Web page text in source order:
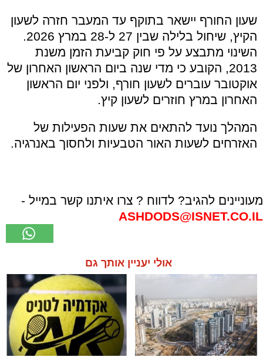
שעון החורף יישאר בתוקף עד המעבר חזרה לשעון
הקיץ, שיחול בלילה שבין 27 ל-28 במרץ 2026.
השינוי מתבצע על פי חוק קביעת הזמן משנת
2013, הקובע כי מדי שנה ביום הראשון האחרון של
אוקטובר עוברים לשעון חורף, ולפני יום הראשון
האחרון במרץ חוזרים לשעון קיץ.
המהלך נועד להתאים את שעות הפעילות של
האזרחים לשעות האור הטבעיות ולחסוך באנרגיה.
מעוניינים להגיב? לדווח ? צרו איתנו קשר במייל -
ASHDODS@ISNET.CO.IL
אולי יעניין אותך גם